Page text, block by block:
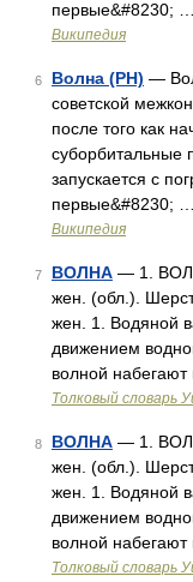
первые&#8230; …
Википедия
6 Волна (РН) —
советской
после того как
суборбитальные
запускается с
первые&#8230; …
Википедия
7 ВОЛНА — 1.
жен. (обл.).
жен. 1. Водяной
движением
волной набегают
Толковый словарь
8 ВОЛНА — 1.
жен. (обл.).
жен. 1. Водяной
движением
волной набегают
Толковый словарь